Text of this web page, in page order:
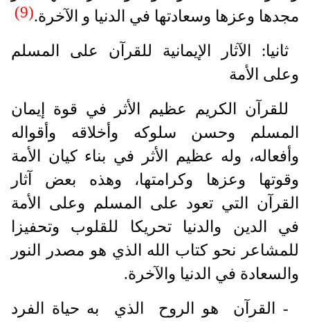
مجدها وعزها وسعادتها في الدنيا و الآخرة.(9)
ثانيا: الآثار الإيمانية للقرآن على المسلم
وعلى الأمة
للقرآن الكريم عظيم الأثر في قوة إيمان
المسلم وحسن سلوكه وأخلاقه وأقواله
وأفعاله، وله عظيم الأثر في بناء كيان الأمة
وقوتها وعزها وكرامتها، وهذه بعض آثار
القرآن التي تعود على المسلم وعلى الأمة
في الدين والدنيا تحريكا للقلوب وتحفيزا
للمشاعر نحو كتاب الله الذي هو مصدر النور
والسعادة في الدنيا والآخرة.
- القرآن هو الروح الذي به حياة الفرد